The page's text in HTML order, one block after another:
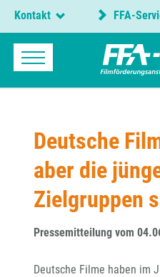
Kontakt FFA-
Deutsche
aber die
Zielgruppen
Pressemitteilung vom
Deutsche Filme haben im